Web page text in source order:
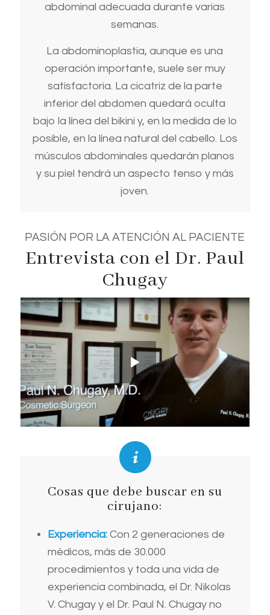
abdominal adecuada durante varias
semanas.
La abdominoplastia, aunque es una
operación importante, suele ser muy
satisfactoria. La cicatriz de la parte
inferior del abdomen quedará oculta
bajo la línea del bikini y, en la medida de lo
posible, en la línea natural del cabello. Los
músculos abdominales quedarán planos
y su piel tendrá un aspecto tenso y más
joven.
PASIÓN POR LA ATENCIÓN AL PACIENTE
Entrevista con el Dr. Paul
Chugay
Cosas que debe buscar en su
cirujano:
Experiencia:Con 2 generaciones de
médicos, más de 30.000
procedimientos y toda una vida de
experiencia combinada, el Dr. Nikolas
V. Chugay y el Dr. Paul N. Chugay no